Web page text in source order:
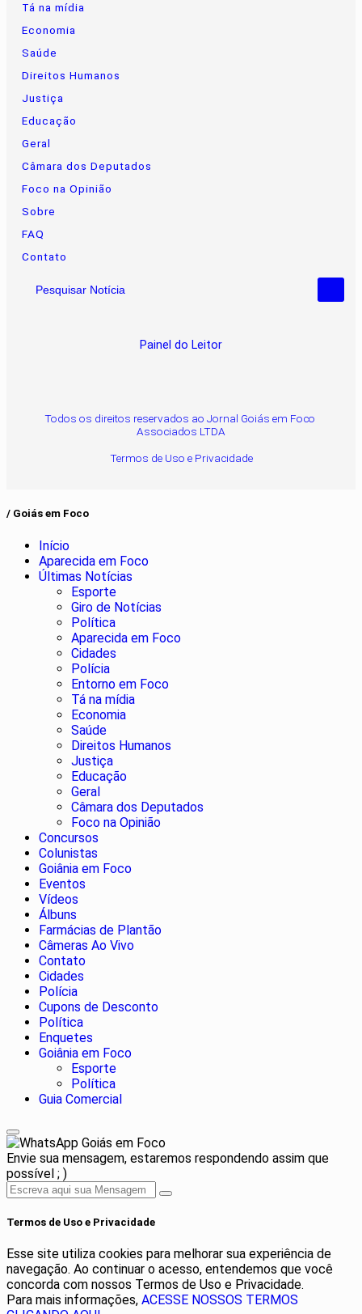
Tá na mídia
Economia
Saúde
Direitos Humanos
Justiça
Educação
Geral
Câmara dos Deputados
Foco na Opinião
Sobre
FAQ
Contato
Pesquisar Notícia
Painel do Leitor
Todos os direitos reservados ao Jornal Goiás em Foco
Associados LTDA
Termos de Uso e Privacidade
/ Goiás em Foco
Início
Aparecida em Foco
Últimas Notícias
Esporte
Giro de Notícias
Política
Aparecida em Foco
Cidades
Polícia
Entorno em Foco
Tá na mídia
Economia
Saúde
Direitos Humanos
Justiça
Educação
Geral
Câmara dos Deputados
Foco na Opinião
Concursos
Colunistas
Goiânia em Foco
Eventos
Vídeos
Álbuns
Farmácias de Plantão
Câmeras Ao Vivo
Contato
Cidades
Polícia
Cupons de Desconto
Política
Enquetes
Goiânia em Foco
Esporte
Política
Guia Comercial
Goiás em Foco
Envie sua mensagem, estaremos respondendo assim que
possível ; )
Termos de Uso e Privacidade
Esse site utiliza cookies para melhorar sua experiência de
navegação. Ao continuar o acesso, entendemos que você
concorda com nossos Termos de Uso e Privacidade.
Para mais informações, ACESSE NOSSOS TERMOS